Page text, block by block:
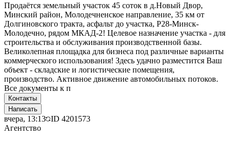
Продаётся земельный участок 45 соток в д.Новый Двор,
Минский район, Молодечненское направление, 35 км от
Долгиновского тракта, асфальт до участка, Р28-Минск-
Молодечно, рядом МКАД-2! Целевое назначение участка - для
строительства и обслуживания производственной базы.
Великолепная площадка для бизнеса под различные варианты
коммерческого использования! Здесь удачно разместится Ваш
объект - складские и логистические помещения,
производство. Активное движение автомобильных потоков.
Все документы к п
Контакты
Написать
вчера, 13:13 ID 4201573
Агентство